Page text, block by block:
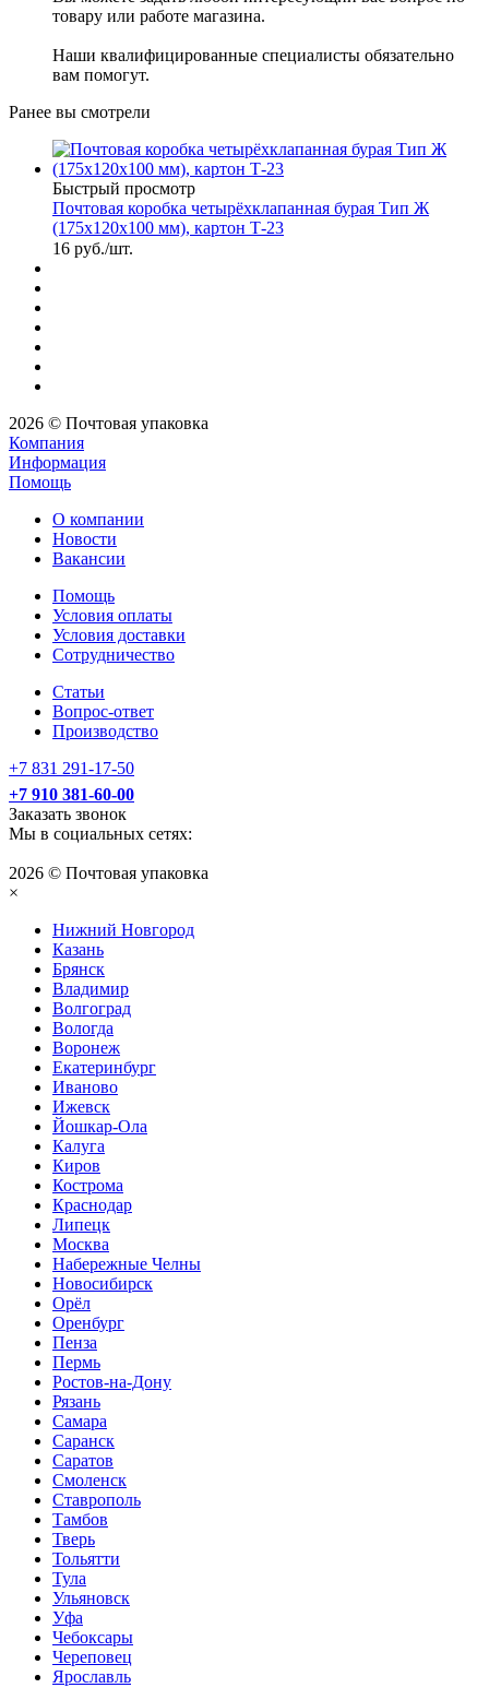
товару или работе магазина.
Наши квалифицированные специалисты обязательно
вам помогут.
Ранее вы смотрели
Быстрый просмотр
Почтовая коробка четырёхклапанная бурая Тип Ж
(175x120x100 мм), картон Т-23
16 руб./шт.
2026 © Почтовая упаковка
Компания
Информация
Помощь
О компании
Новости
Вакансии
Помощь
Условия оплаты
Условия доставки
Сотрудничество
Статьи
Вопрос-ответ
Производство
+7 831 291-17-50
+7 910 381-60-00
Заказать звонок
Мы в социальных сетях:
2026 © Почтовая упаковка
×
Нижний Нoвгород
Казань
Брянск
Владимир
Волгоград
Вологда
Воронеж
Екатеринбург
Иваново
Ижевск
Йошкар-Ола
Калуга
Киров
Кострома
Краснодар
Липецк
Москва
Набережные Челны
Новосибирск
Орёл
Оренбург
Пенза
Пермь
Ростов-на-Дону
Рязань
Самара
Саранск
Саратов
Смоленск
Ставрополь
Тамбов
Тверь
Тольятти
Тула
Ульяновск
Уфа
Чебоксары
Череповец
Ярославль